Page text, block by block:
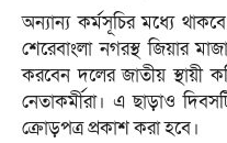
অন্যান্য কর্মসূচির মধ্যে
শেরেবাংলা নগরস্থ জিয়ার
করবেন দলের জাতীয় স্থায়ী
নেতাকর্মীরা। এ ছাড়াও
ক্রোড়পত্র প্রকাশ করা হবে।